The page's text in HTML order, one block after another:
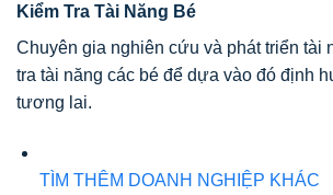
Kiểm Tra Tài Năng Bé
Chuyên gia nghiên cứu và phát triển tài
tra tài năng các bé để dựa vào đó định
tương lai.
TÌM THÊM DOANH NGHIỆP KHÁC